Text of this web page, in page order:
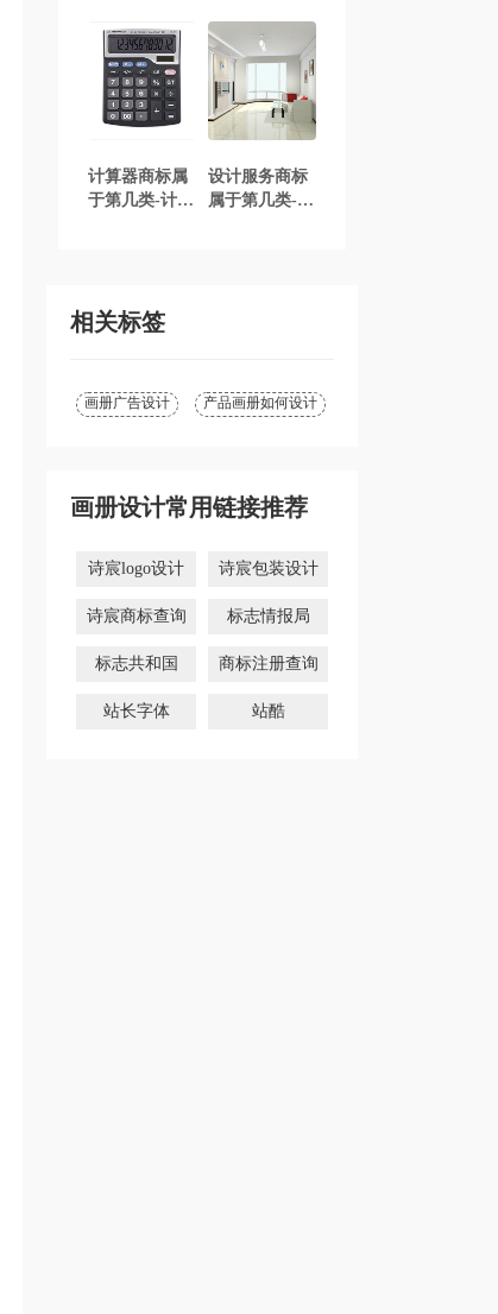
业商标注册属
于哪一类？
「商标分类」
业商标注册属
于哪一类？
「商标分类」
计算器商标属
于第几类-计算
设计服务商标
属于第几类-设
相关标签
画册广告设计 产品画册如何设计
画册设计常用链接推荐
诗宸logo设计 诗宸包装设计
诗宸商标查询 标志情报局
标志共和国 商标注册查询
站长字体 站酷